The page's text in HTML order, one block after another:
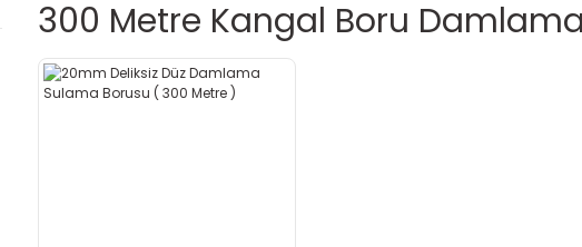
300 Metre Kangal Boru Damlama